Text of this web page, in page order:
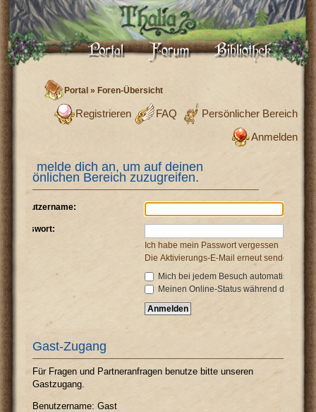
Portal »Foren-Übersicht
Persönlicher Bereich
FAQ
Registrieren
Anmelden
Bitte melde dich an, um auf deinen
persönlichen Bereich zuzugreifen.
Benutzername:
Passwort:
Ich habe mein Passwort vergessen
Die Aktivierungs-E-Mail erneut senden
Mich bei jedem Besuch automatisch
Meinen Online-Status während dieser
Gast-Zugang
Für Fragen und Partneranfragen benutze bitte unseren
Gastzugang.
Benutzername: Gast